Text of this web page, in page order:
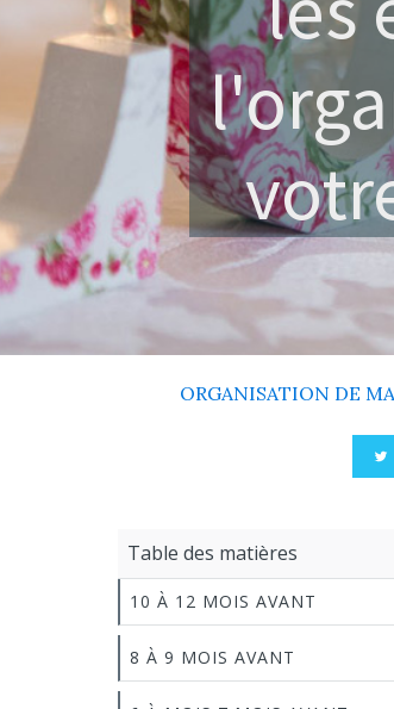
ORGANISATION DE
Table des matières
10 À 12 MOIS AVANT
8 À 9 MOIS AVANT